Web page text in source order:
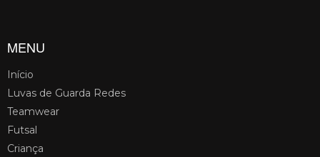
MENU
Início
Luvas de Guarda Redes
Teamwear
Futsal
Criança